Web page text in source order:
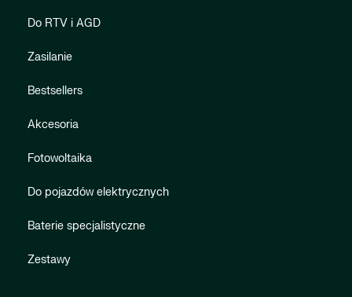
Do RTV i AGD
Zasilanie
Bestsellers
Akcesoria
Fotowoltaika
Do pojazdów elektrycznych
Baterie specjalistyczne
Zestawy